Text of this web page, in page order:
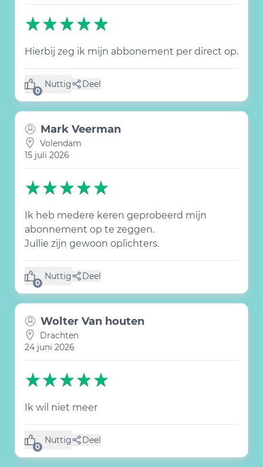
Hierbij zeg ik mijn abbonement per direct op.
0
Nuttig
(0 like) Deel
Mark Veerman
Volendam
15 juli 2026
Ik heb medere keren geprobeerd mijn
abonnement op te zeggen.
Jullie zijn gewoon oplichters.
0
Nuttig
(0 like) Deel
Wolter Van houten
Drachten
24 juni 2026
Ik wil niet meer
0
Nuttig
(0 like) Deel